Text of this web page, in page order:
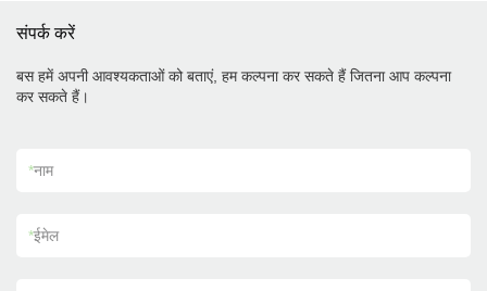
संपर्क करें
बस हमें अपनी आवश्यकताओं को बताएं, हम कल्पना कर सकते हैं जितना आप कल्पना
कर सकते हैं।
*नाम
*ईमेल